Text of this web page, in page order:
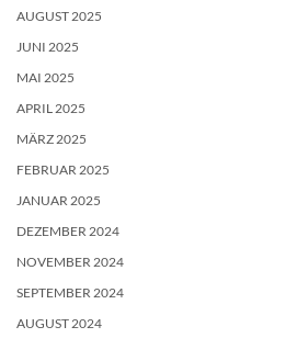
AUGUST 2025
JUNI 2025
MAI 2025
APRIL 2025
MÄRZ 2025
FEBRUAR 2025
JANUAR 2025
DEZEMBER 2024
NOVEMBER 2024
SEPTEMBER 2024
AUGUST 2024